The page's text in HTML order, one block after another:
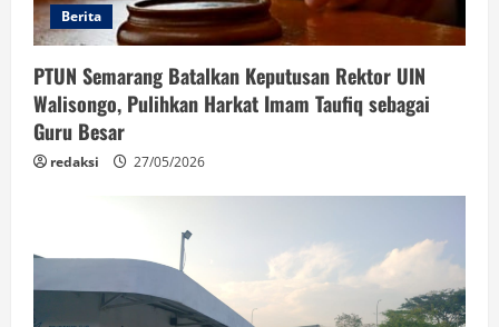
Berita
PTUN Semarang Batalkan Keputusan Rektor UIN
Walisongo, Pulihkan Harkat Imam Taufiq sebagai
Guru Besar
redaksi 27/05/2026